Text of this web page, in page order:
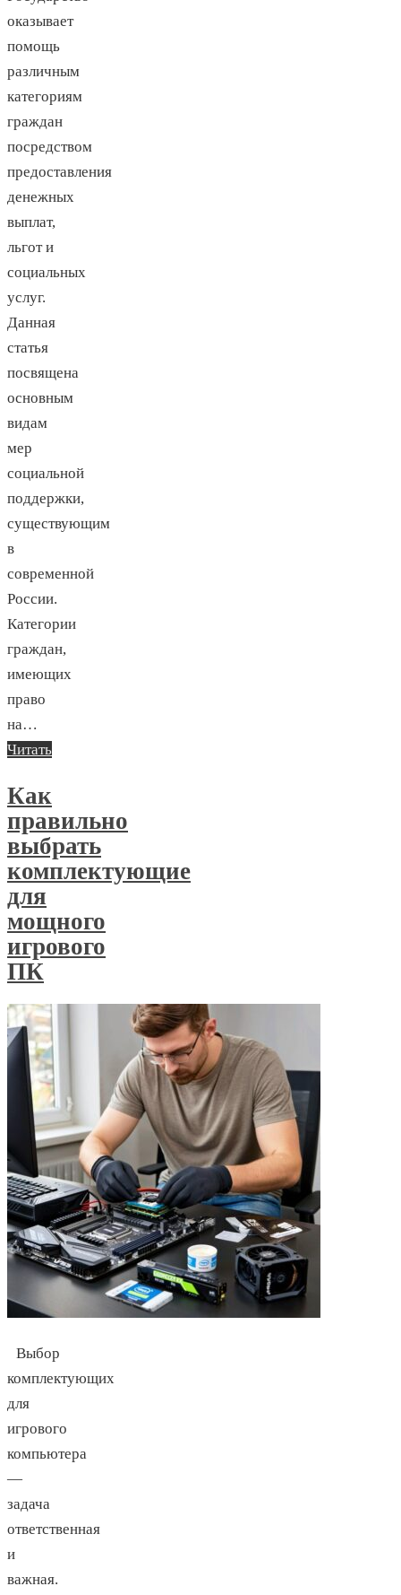
оказывает
помощь
различным
категориям
граждан
посредством
предоставления
денежных
выплат,
льгот и
социальных
услуг.
Данная
статья
посвящена
основным
видам
мер
социальной
поддержки,
существующим
в
современной
России.
Категории
граждан,
имеющих
право
на…
Читать
Как
правильно
выбрать
комплектующие
для
мощного
игрового
ПК
Выбор
комплектующих
для
игрового
компьютера
—
задача
ответственная
и
важная.